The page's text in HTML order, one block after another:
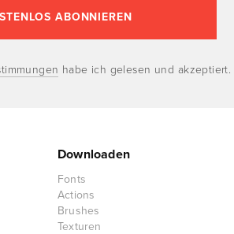
habe ich gelesen und akzeptiert.
Downloaden
Fonts
Actions
Brushes
Texturen